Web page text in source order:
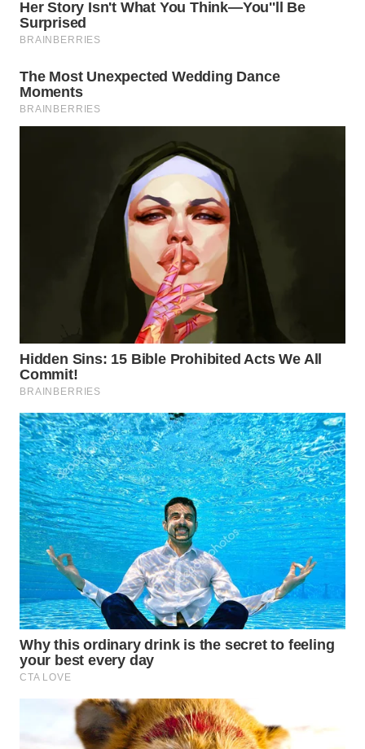
WN
TAPANULI
WN DELI
SERDANG
WN
BEKASI
WN
BOGOR
WN
DEPOK
WN
TAPANULI
UTARA
WN
SAMOSIR
WN